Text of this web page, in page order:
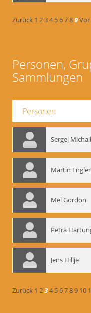
Zurück 1 234 56789Vor
Personen,
Sammlungen
Personen
Sergej
Martin Engler
Mel Gordon
Petra
Jens Hillje
Zurück 1 234 56789 10